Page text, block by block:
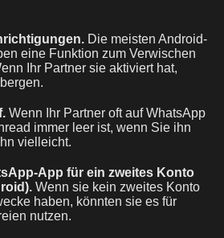
Die meisten Android-
eine Funktion zum Verwischen
Ihr Partner sie aktiviert hat,
Wenn Ihr Partner oft auf WhatsApp
immer leer ist, wenn Sie ihn
vielleicht.
App für ein zweites Konto
Wenn sie kein zweites Konto
haben, könnten sie es für
nutzen.